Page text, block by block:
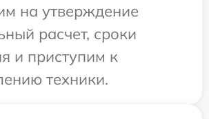
на утверждение
расчет, сроки
и приступим к
техники.